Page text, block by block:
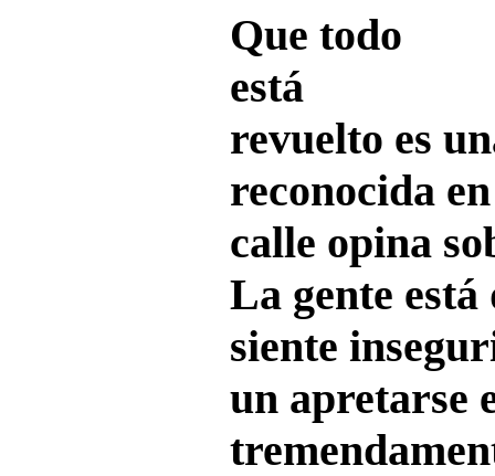
Que todo
está
revuelto es
reconocida
calle opina
La gente
siente
un apretarse